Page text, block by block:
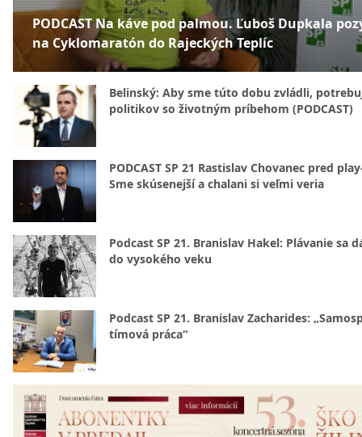
PODCAST Na káve pod palmou. Ľuboš Dupkala
na Cyklomaratón do Rajeckých Teplíc
Belinský: Aby sme túto dobu zvládli,
politikov so životným príbehom (PODCAST)
PODCAST SP 21 Rastislav Chovanec pred
Sme skúsenejší a chalani si veľmi veria
Podcast SP 21. Branislav Hakel: Plávanie sa
do vysokého veku
Podcast SP 21. Branislav Zacharides:
tímová práca“